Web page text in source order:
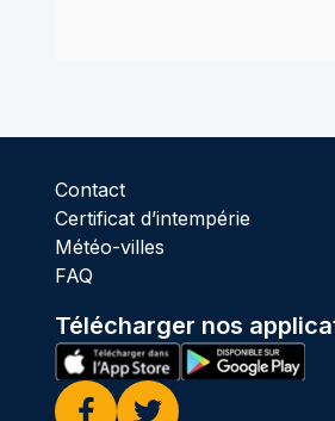
Contact
Certificat d’intempérie
Météo-villes
FAQ
Télécharger nos